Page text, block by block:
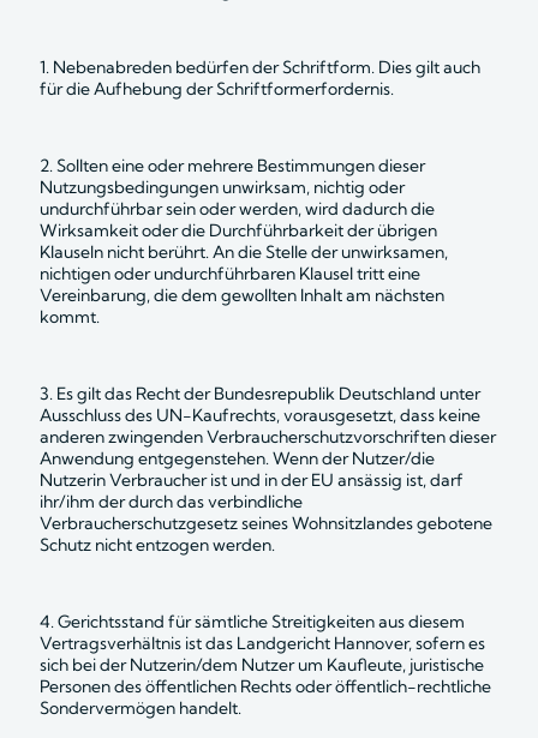
1. Nebenabreden bedürfen der Schriftform. Dies gilt auch
für die Aufhebung der Schriftformerfordernis.
2. Sollten eine oder mehrere Bestimmungen dieser
Nutzungsbedingungen unwirksam, nichtig oder
undurchführbar sein oder werden, wird dadurch die
Wirksamkeit oder die Durchführbarkeit der übrigen
Klauseln nicht berührt. An die Stelle der unwirksamen,
nichtigen oder undurchführbaren Klausel tritt eine
Vereinbarung, die dem gewollten Inhalt am nächsten
kommt.
3. Es gilt das Recht der Bundesrepublik Deutschland unter
Ausschluss des UN-Kaufrechts, vorausgesetzt, dass keine
anderen zwingenden Verbraucherschutzvorschriften dieser
Anwendung entgegenstehen. Wenn der Nutzer/die
Nutzerin Verbraucher ist und in der EU ansässig ist, darf
ihr/ihm der durch das verbindliche
Verbraucherschutzgesetz seines Wohnsitzlandes gebotene
Schutz nicht entzogen werden.
4. Gerichtsstand für sämtliche Streitigkeiten aus diesem
Vertragsverhältnis ist das Landgericht Hannover, sofern es
sich bei der Nutzerin/dem Nutzer um Kaufleute, juristische
Personen des öffentlichen Rechts oder öffentlich-rechtliche
Sondervermögen handelt.